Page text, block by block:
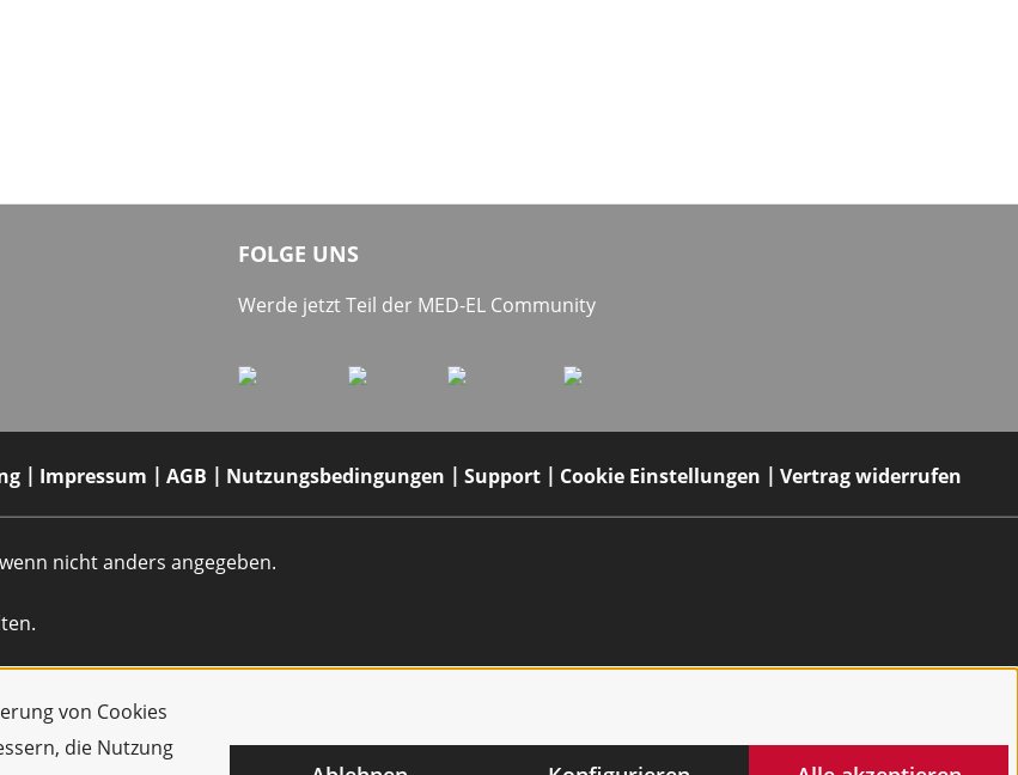
von Cookies
die Nutzung
FOLGE UNS
Werde jetzt Teil der MED-EL Community
Impressum AGB Nutzungsbedingungen Support Cookie Einstellungen Vertrag widerrufen
nicht anders angegeben.